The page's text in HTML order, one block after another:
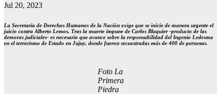
Jul 20, 2023
La Secretaría de Derechos Humanos de la Nación exige que se inicie de manera urgente el
juicio contra Alberto Lemos. Tras la muerte impune de Carlos Blaquier -producto de las
demoras judiciales- es necesario que avance sobre la responsabilidad del Ingenio Ledesma
en el terrorismo de Estado en Jujuy, donde fueron secuestradas más de 400 de personas.
Foto La
Primera
Piedra